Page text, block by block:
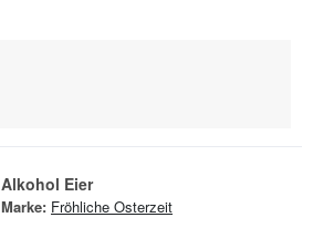
Alkohol Eier
Marke: Fröhliche Osterzeit